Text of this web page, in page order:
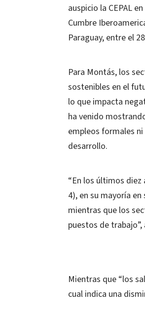
auspicio la CEPAL
Cumbre
Paraguay, entre el
Para Montás, los
sostenibles en el
lo que impacta
ha venido
empleos formales
desarrollo.
“En los últimos
4), en su mayoría
mientras que los
puestos de
Mientras que “los
cual indica una